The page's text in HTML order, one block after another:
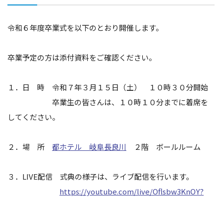
令和６年度卒業式を以下のとおり開催します。
卒業予定の方は添付資料をご確認ください。
１．日 時 令和７年３月１５日（土） １０時３０分開始
卒業生の皆さんは、１０時１０分までに着席を
してください。
２．場 所 都ホテル 岐阜長良川 ２階 ボールルーム
３．LIVE配信 式典の様子は、ライブ配信を行います。
https://youtube.com/live/Oflsbw3KnOY?